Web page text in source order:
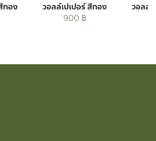
ทอง
วอลล์เปเปอร์ สีทอง
900 ฿
วอลล์